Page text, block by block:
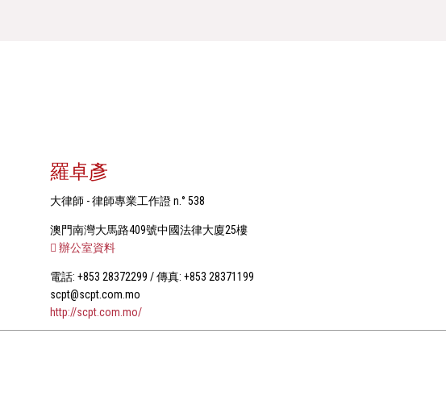
羅卓彥
大律師 - 律師專業工作證 n.° 538
澳門南灣大馬路409號中國法律大廈25樓
辦公室資料
電話: +853 28372299 / 傳真: +853 28371199
scpt@scpt.com.mo
http://scpt.com.mo/